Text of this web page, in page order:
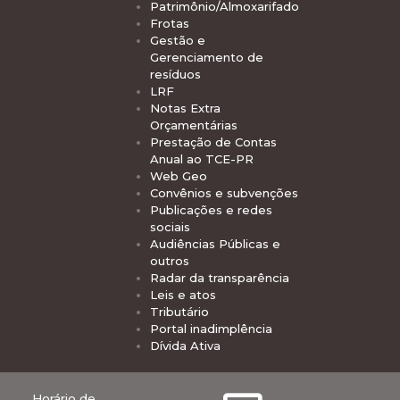
Patrimônio/Almoxarifado
Frotas
Gestão e
Gerenciamento de
resíduos
LRF
Notas Extra
Orçamentárias
Prestação de Contas
Anual ao TCE-PR
Web Geo
Convênios e subvenções
Publicações e redes
sociais
Audiências Públicas e
outros
Radar da transparência
Leis e atos
Tributário
Portal inadimplência
Dívida Ativa